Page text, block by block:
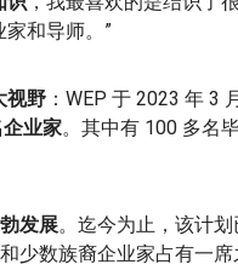
家和导师。”
视野 ：WEP 于 2023 年 3
业家。其中有 100 多名
发展。迄今为止，该计
少数族裔企业家占有一